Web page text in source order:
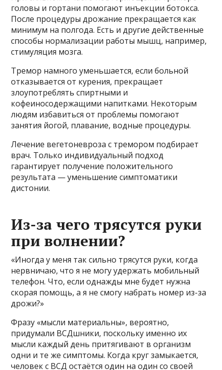
головы и гортани помогают инъекции ботокса.
После процедуры дрожание прекращается как
минимум на полгода. Есть и другие действенные
способы нормализации работы мышц, например,
стимуляция мозга.
Тремор намного уменьшается, если больной
отказывается от курения, прекращает
злоупотреблять спиртными и
кофеиносодержащими напитками. Некоторым
людям избавиться от проблемы помогают
занятия йогой, плавание, водные процедуры.
Лечение вегетоневроза с тремором подбирает
врач. Только индивидуальный подход
гарантирует получение положительного
результата — уменьшение симптоматики
дистонии.
Из-за чего трясутся руки
при волнении?
«Иногда у меня так сильно трясутся руки, когда
нервничаю, что я не могу удержать мобильный
телефон. Что, если однажды мне будет нужна
скорая помощь, а я не смогу набрать номер из-за
дрожи?»
Фразу «мысли материальны», вероятно,
придумали ВСДшники, поскольку именно их
мысли каждый день притягивают в организм
одни и те же симптомы. Когда круг замыкается,
человек с ВСД остаётся один на один со своей